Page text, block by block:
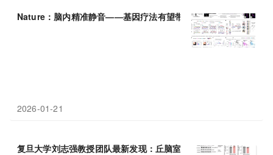
Nature：脑内精准静音——基因疗法有望带来无成瘾风险镇痛新希
2026-01-21
复旦大学刘志强教授团队最新发现：丘脑室旁核在芬太尼成瘾